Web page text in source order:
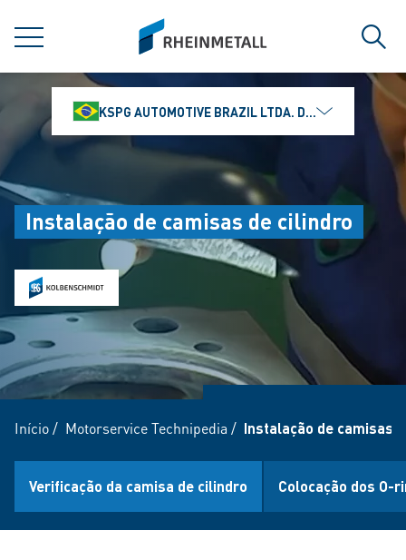
MENU
siteLogo
KSPG AUTOMOTIVE BRAZIL LTDA. DIVISÃO MS
Instalação de camisas de cilindro
Início/ Motorservice Technipedia / Instalação de camisas
Verificação da camisa de cilindro Colocação dos O-